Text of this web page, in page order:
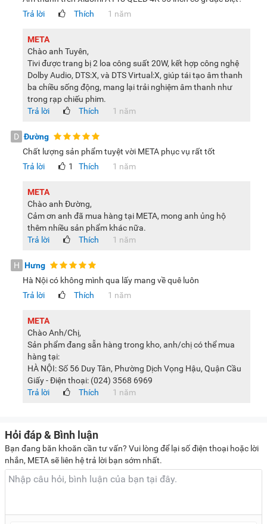
trước.Trả lời
Thích 1 năm
META
Chào anh Tuyên,
Tivi được trang bị 2 loa công suất 20W, kết hợp công nghệ
Dolby Audio, DTS:X, và DTS Virtual:X, giúp tái tạo âm thanh
ba chiều sống động, mang lại trải nghiệm âm thanh như
trong rạp chiếu phim.
Trả lời
Thích 1 năm
D Đường
Chất lượng sản phẩm tuyệt vời META phục vụ rất tốt
Trả lời
Thích
1 1 năm
META
Chào anh Đường,
Cảm ơn anh đã mua hàng tại META, mong anh ủng hộ
thêm nhiều sản phẩm khác nữa.
Trả lời
Thích 1 năm
H Hưng
Hà Nội có không mình qua lấy mang về quê luôn
Trả lời
Thích 1 năm
META
Chào Anh/Chị,
Sản phẩm đang sẵn hàng trong kho, anh/chị có thể mua
hàng tại:
HÀ NỘI: Số 56 Duy Tân, Phường Dịch Vọng Hậu, Quận Cầu
Giấy - Điện thoại: (024) 3568 6969
Trả lời
Thích 1 năm
Hỏi đáp & Bình luận
Bạn đang băn khoăn cần tư vấn? Vui lòng để lại số điện thoại hoặc lời
nhắn, META sẽ liên hệ trả lời bạn sớm nhất.